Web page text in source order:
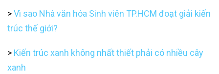
>Vì sao Nhà văn hóa Sinh viên TP.HCM đoạt giải kiến
trúc thế giới?
> Kiến trúc xanh không nhất thiết phải có nhiều cây
xanh